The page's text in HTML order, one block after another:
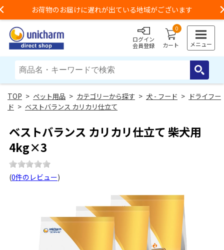
お荷物のお届けに遅れが出ている地域がございます
ログイン
会員登録
0
カート メニュー
> ペット用品 > カテゴリーから探す > 犬 - フード > ドライフー
ド > ベストバランス カリカリ仕立て
ベストバランス カリカリ仕立て 柴犬用
4kg×3
(0件のレビュー)